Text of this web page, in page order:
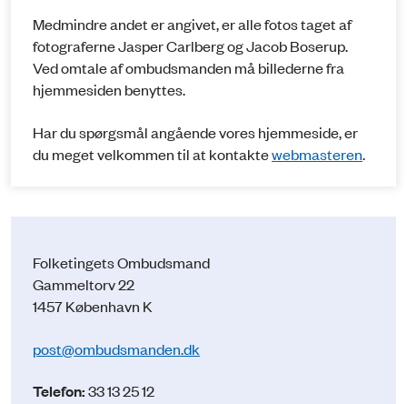
Medmindre andet er angivet, er alle fotos taget af
fotograferne Jasper Carlberg og Jacob Boserup.
Ved omtale af ombudsmanden må billederne fra
hjemmesiden benyttes.
Har du spørgsmål angående vores hjemmeside, er
du meget velkommen til at kontaktewebmasteren.
Folketingets Ombudsmand
Gammeltorv 22
1457 København K
post@ombudsmanden.dk
Telefon:33 13 25 12